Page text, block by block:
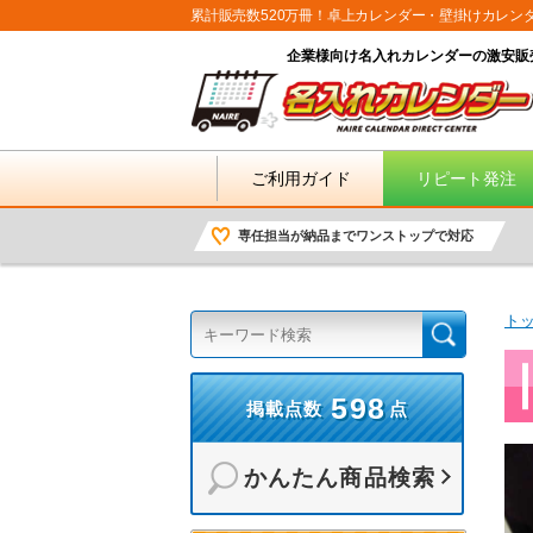
累計販売数520万冊！卓上カレンダー・壁掛けカレン
企業様向け名入れカレンダーの激安販
ご利用ガイド リピート発注
専任担当が納品までワンストップで対応
ト
掲載点数 598点
かんたん商品検索